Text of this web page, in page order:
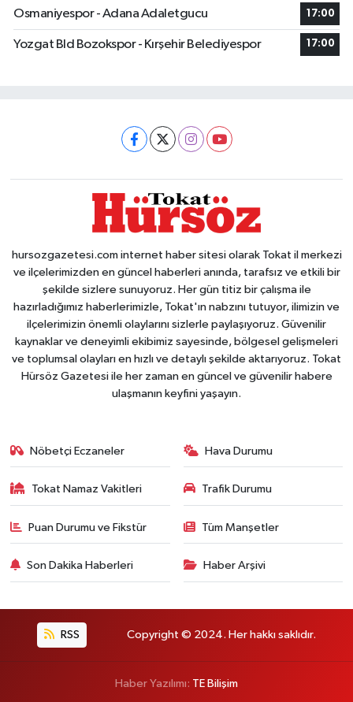
Osmaniyespor - Adana Adaletgucu 17:00
Yozgat Bld Bozokspor - Kırşehir Belediyespor 17:00
hursozgazetesi.com internet haber sitesi olarak Tokat il merkezi
ve ilçelerimizden en güncel haberleri anında, tarafsız ve etkili bir
şekilde sizlere sunuyoruz. Her gün titiz bir çalışma ile
hazırladığımız haberlerimizle, Tokat'ın nabzını tutuyor, ilimizin ve
ilçelerimizin önemli olaylarını sizlerle paylaşıyoruz. Güvenilir
kaynaklar ve deneyimli ekibimiz sayesinde, bölgesel gelişmeleri
ve toplumsal olayları en hızlı ve detaylı şekilde aktarıyoruz. Tokat
Hürsöz Gazetesi ile her zaman en güncel ve güvenilir habere
ulaşmanın keyfini yaşayın.
Nöbetçi Eczaneler Hava Durumu
Tokat Namaz Vakitleri Trafik Durumu
Puan Durumu ve Fikstür Tüm Manşetler
Son Dakika Haberleri Haber Arşivi
RSS Copyright © 2024. Her hakkı saklıdır.
Haber Yazılımı: TE Bilişim